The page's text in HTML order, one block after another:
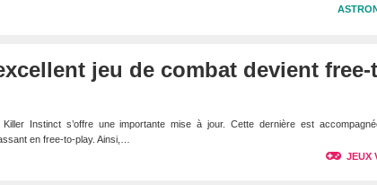
jeu de combat devient free-
Instinct s’offre une importante mise à jour. Cette dernière est
en free-to-play. Ainsi,…
JEUX